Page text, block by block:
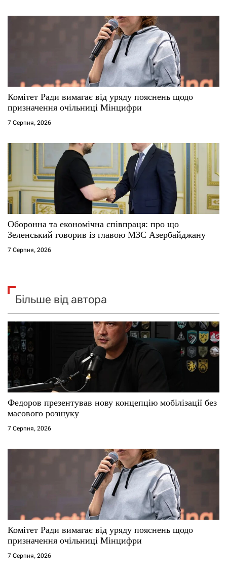
Комітет Ради вимагає від уряду пояснень щодо
призначення очільниці Мінцифри
7 Серпня, 2026
Оборонна та економічна співпраця: про що
Зеленський говорив із главою МЗС Азербайджану
7 Серпня, 2026
Більше від автора
Федоров презентував нову концепцію мобілізації без
масового розшуку
7 Серпня, 2026
Комітет Ради вимагає від уряду пояснень щодо
призначення очільниці Мінцифри
7 Серпня, 2026